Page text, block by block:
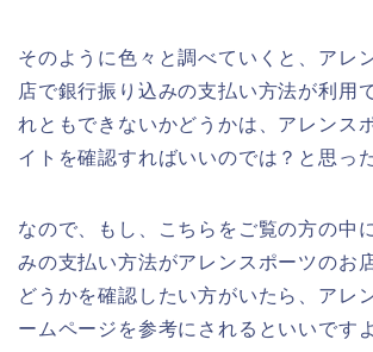
そのように色々と調べていくと、アレ
店で銀行振り込みの支払い方法が利用
れともできないかどうかは、アレンス
イトを確認すればいいのでは？と思っ
なので、もし、こちらをご覧の方の中
みの支払い方法がアレンスポーツのお
どうかを確認したい方がいたら、アレ
ームページを参考にされるといいですよ